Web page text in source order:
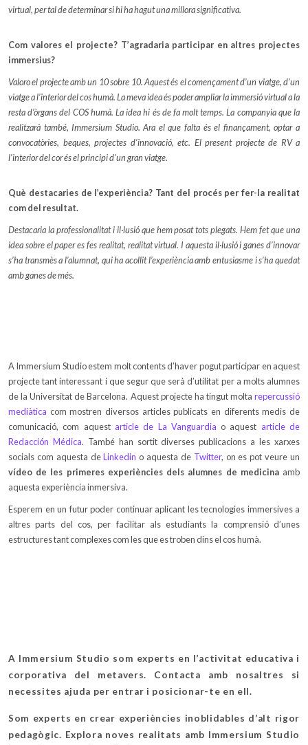
virtual, per tal de determinar si hi ha hagut una millora significativa.
Com valores el projecte? T’agradaria participar en altres projectes
immersius?
Valoro el projecte amb un 10 sobre 10. Aquest és el començament d’un viatge, d’un
viatge a l’interior del cos humà. La meva idea és poder ampliar la immersió virtual a la
resta d’òrgans del COS humà. La idea hi és de fa molt temps. La companyia que la
realitzarà també, Immersium Studio. Ara el que falta és el finançament, optar a
convocatòries, beques, projectes d’innovació, etc. El present projecte de RV a
l’interior del cor és el principi d’un gran viatge.
Què destacaries de l’experiència? Tant del procés per fer-la realitat
com del resultat.
Destacaria la professionalitat i il·lusió que hem posat tots plegats. Hem fet que una
idea sobre el paper es fes realitat, realitat virtual. I aquesta il·lusió i ganes d’innovar
s’ha transmès a l’alumnat, qui ha acollit l’experiència amb entusiasme i s’ha quedat
amb ganes de més.
A Immersium Studio estem molt contents d’haver pogut participar en aquest
projecte tant interessant i que segur que serà d’utilitat per a molts alumnes
de la Universitat de Barcelona. Aquest projecte ha tingut molta repercussió
mediàtica com mostren diversos articles publicats en diferents medis de
comunicació, com aquest article de La Vanguardia o aquest article de
Redacción Médica. També han sortit diverses publicacions a les xarxes
socials com aquesta deLinkedin o aquesta de Twitter, on es pot veure un
vídeo de les primeres experiències dels alumnes de medicinaamb
aquesta experiència inmersiva.
Esperem en un futur poder continuar aplicant les tecnologies immersives a
altres parts del cos, per facilitar als estudiants la comprensió d’unes
estructures tant complexes com les que es troben dins el cos humà.
A Immersium Studio som experts en l’activitat educativa i
corporativa del metavers. Contacta amb nosaltres si
necessites ajuda per entrar i posicionar-te en ell.
Som experts en crear experiències inoblidables d’alt rigor
pedagògic. Explora noves realitats amb Immersium Studio